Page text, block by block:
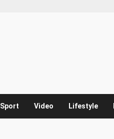
Sport Video Lifestyle